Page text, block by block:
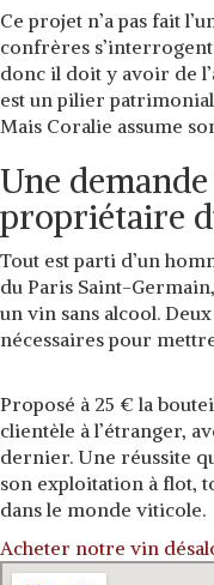
Ce projet n’a pas fait
confrères s’interrogent
donc il doit y avoir de
est un pilier patrimonial
Mais Coralie assume
Une
propriétaire
Tout est parti d’un
du Paris Saint-Germain
un vin sans alcool.
nécessaires pour
Proposé à 25 € la
clientèle à l’étranger,
dernier. Une réussite
son exploitation à flot,
dans le monde viticole.
Acheter notre vin